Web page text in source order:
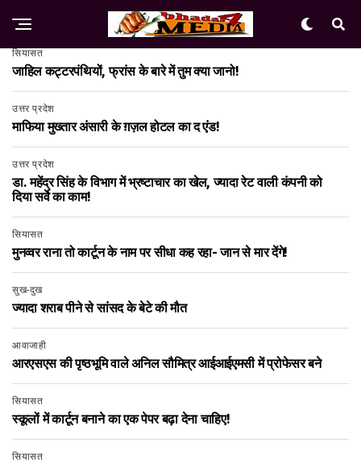
सियासत
जाहिल कट्टरपंथियों, फ्रांस के बारे में तुम क्या जानो!
उत्तर प्रदेश
माफिया मुख्तार अंसारी के ग़ज़ल होटल का द एंड!
उत्तर प्रदेश
डा. महेंद्र सिंह के विभाग में भ्रष्टाचार का खेल, ज्यादा रेट वाली कंपनी को
दिया सर्वे का काम!
सियासत
मुनव्वर राना तो कार्टून के नाम पर सीधा कह रहा- जान से मार देंगे!
सुख-दुख
ज्यादा शराब पीने से सांसद के बेटे की मौत
आवाजाही
आरएसएस की पृष्ठभूमि वाले अनिल सौमित्र आईआईएमसी में प्रोफेसर बने
सियासत
स्कूलों में कार्टून बनाने का एक पेपर बढ़ा देना चाहिए!
सियासत